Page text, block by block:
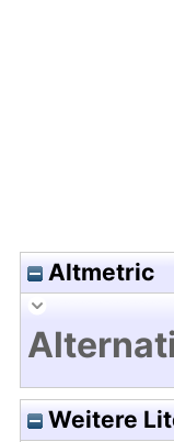
Altmetric
Weitere